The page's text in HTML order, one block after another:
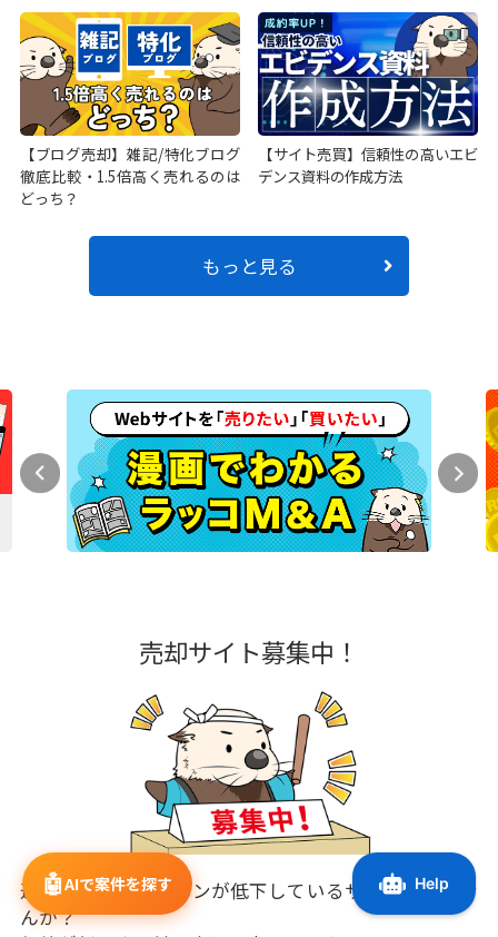
【ブログ売却】雑記/特化ブログ
徹底比較・1.5倍高く売れるのは
どっち？
【サイト売買】信頼性の高いエビ
デンス資料の作成方法
もっと見る
売却サイト募集中！
運営のモチベーションが低下しているサイトありませ
んか？
🤖AIで案件を探す